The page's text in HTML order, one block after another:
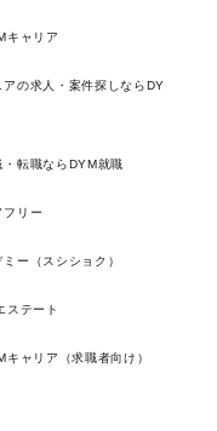
キャリア
の求人・案件探しならDY
転職ならDYM就職
フリー
ー（スシショク）
ステート
ャリア（求職者向け）